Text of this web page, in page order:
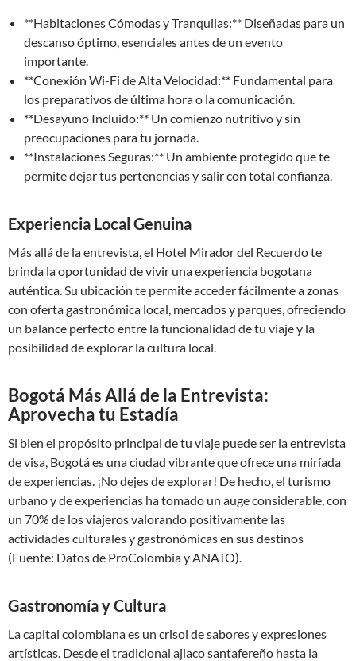
**Habitaciones Cómodas y Tranquilas:** Diseñadas para un
descanso óptimo, esenciales antes de un evento
importante.
**Conexión Wi-Fi de Alta Velocidad:** Fundamental para
los preparativos de última hora o la comunicación.
**Desayuno Incluido:** Un comienzo nutritivo y sin
preocupaciones para tu jornada.
**Instalaciones Seguras:** Un ambiente protegido que te
permite dejar tus pertenencias y salir con total confianza.
Experiencia Local Genuina
Más allá de la entrevista, el Hotel Mirador del Recuerdo te
brinda la oportunidad de vivir una experiencia bogotana
auténtica. Su ubicación te permite acceder fácilmente a zonas
con oferta gastronómica local, mercados y parques, ofreciendo
un balance perfecto entre la funcionalidad de tu viaje y la
posibilidad de explorar la cultura local.
Bogotá Más Allá de la Entrevista:
Aprovecha tu Estadía
Si bien el propósito principal de tu viaje puede ser la entrevista
de visa, Bogotá es una ciudad vibrante que ofrece una miríada
de experiencias. ¡No dejes de explorar! De hecho, el turismo
urbano y de experiencias ha tomado un auge considerable, con
un 70% de los viajeros valorando positivamente las
actividades culturales y gastronómicas en sus destinos
(Fuente: Datos de ProColombia y ANATO).
Gastronomía y Cultura
La capital colombiana es un crisol de sabores y expresiones
artísticas. Desde el tradicional ajiaco santafereño hasta la